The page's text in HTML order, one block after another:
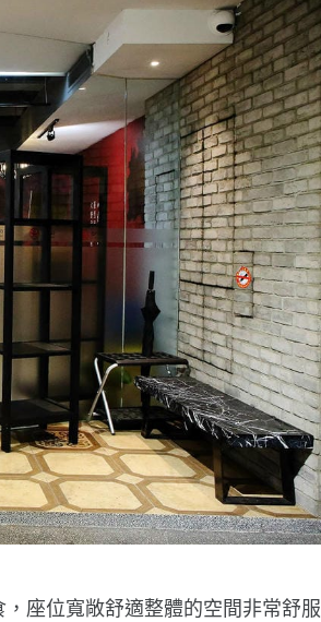
座位寬敞舒適整體的空間非常舒服